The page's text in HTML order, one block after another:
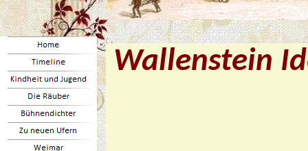
Wallenstein